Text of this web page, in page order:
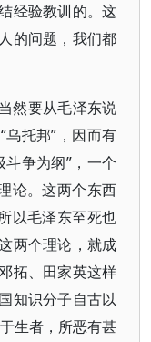
经验教训的。这
的问题，我们都
然要从毛泽东说
托邦”，因而有
争为纲”，一个
论。这两个东西
以毛泽东至死也
两个理论，就成
拓、田家英这样
知识分子自古以
生者，所恶有甚